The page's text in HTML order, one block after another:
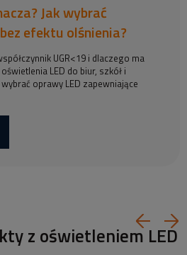
Jak wybrać
efektu olśnienia?
UGR<19 i dlaczego ma
LED do biur, szkół i
oprawy LED zapewniające
z oświetleniem LED